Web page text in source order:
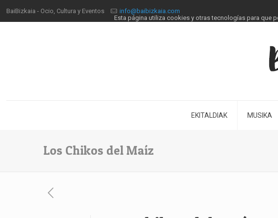
BaiBizkaia - Ocio, Cultura y Eventos info@baibizkaia.com
EKITALDIAK MUSIKA
Los Chikos del Maíz
Esta página utiliza cookies y otras tecnologías para que